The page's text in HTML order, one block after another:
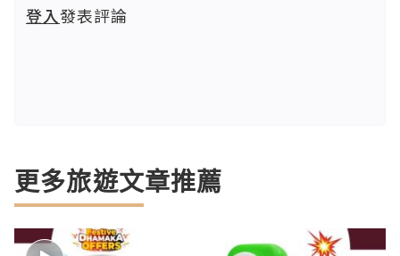
登入發表評論
更多旅遊文章推薦